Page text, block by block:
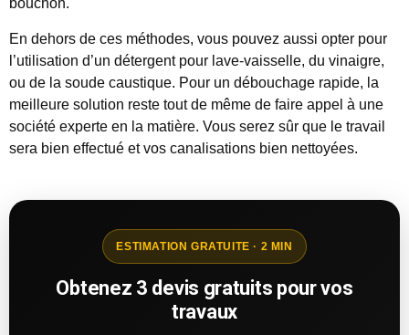
bouchon.
En dehors de ces méthodes, vous pouvez aussi opter pour
l’utilisation d’un détergent pour lave-vaisselle, du vinaigre,
ou de la soude caustique. Pour un débouchage rapide, la
meilleure solution reste tout de même de faire appel à une
société experte en la matière. Vous serez sûr que le travail
sera bien effectué et vos canalisations bien nettoyées.
ESTIMATION GRATUITE · 2 MIN
Obtenez 3 devis gratuits pour vos
travaux